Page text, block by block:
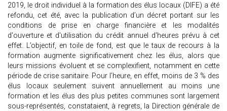
2019, le droit individuel à la formation des élus locaux (DIFE) a été
refondu, cet été, avec la publication d’un décret portant sur les
conditions de prise en charge financière et les modalités
d'ouverture et d'utilisation du crédit annuel d'heures prévu à cet
effet. L’objectif, en toile de fond, est que le taux de recours à la
formation augmente significativement chez les élus, alors que
leurs missions évoluent et se complexifient, notamment en cette
période de crise sanitaire. Pour l’heure, en effet, moins de 3 % des
élus locaux seulement suivent annuellement au moins une
formation et les élus des plus petites communes sont largement
sous-représentés, constataient, à regrets, la Direction générale de